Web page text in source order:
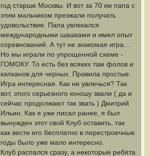
год старше Москвы. И вот за 70 км папа с
этим мальчиком презжали получать
удовольствие. Папа увлекался
международными шашками и имел опыт
соревнований. А тут не знакомая игра...
Но мы играли по упрощенной схеме -
ГОМОКУ. То есть без всяких там фолов и
капканов для черных. Правила простые.
Игра интересная. Как не увлечься? Так
вот, этого серьезного юношу звали ( да и
сейчас продолжают так звать ) Дмитрий
Ильин. Как я уже писал ранее, я был
вынужден этот свой Клуб оставить, так
как вести его бесплатно в перестроечные
годы было уже мало интересно.
Клуб распался сразу, а некоторые ребята